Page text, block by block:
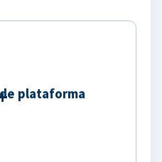
plataforma